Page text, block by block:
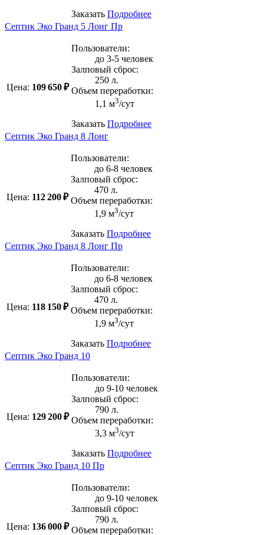
Заказать Подробнее
Септик Эко Гранд 5 Лонг Пр
Цена: 109 650 ₽
Пользователи:
до 3-5 человек
Залповый сброс:
250 л.
Объем переработки:
1,1 м3/сут
Заказать Подробнее
Септик Эко Гранд 8 Лонг
Цена: 112 200 ₽
Пользователи:
до 6-8 человек
Залповый сброс:
470 л.
Объем переработки:
1,9 м3/сут
Заказать Подробнее
Септик Эко Гранд 8 Лонг Пр
Цена: 118 150 ₽
Пользователи:
до 6-8 человек
Залповый сброс:
470 л.
Объем переработки:
1,9 м3/сут
Заказать Подробнее
Септик Эко Гранд 10
Цена: 129 200 ₽
Пользователи:
до 9-10 человек
Залповый сброс:
790 л.
Объем переработки:
3,3 м3/сут
Заказать Подробнее
Септик Эко Гранд 10 Пр
Цена: 136 000 ₽
Пользователи:
до 9-10 человек
Залповый сброс:
790 л.
Объем переработки: